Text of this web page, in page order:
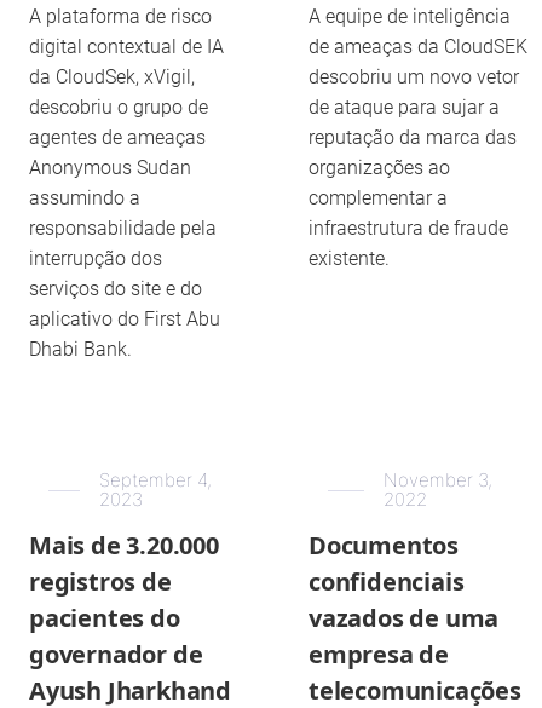
A plataforma de risco
digital contextual de IA
da CloudSek, xVigil,
descobriu o grupo de
agentes de ameaças
Anonymous Sudan
assumindo a
responsabilidade pela
interrupção dos
serviços do site e do
aplicativo do First Abu
Dhabi Bank.
A equipe de inteligência
de ameaças da CloudSEK
descobriu um novo vetor
de ataque para sujar a
reputação da marca das
organizações ao
complementar a
infraestrutura de fraude
existente.
September 4,
2023
Mais de 3.20.000
registros de
pacientes do
governador de
Ayush Jharkhand
November 3,
2022
Documentos
confidenciais
vazados de uma
empresa de
telecomunicações